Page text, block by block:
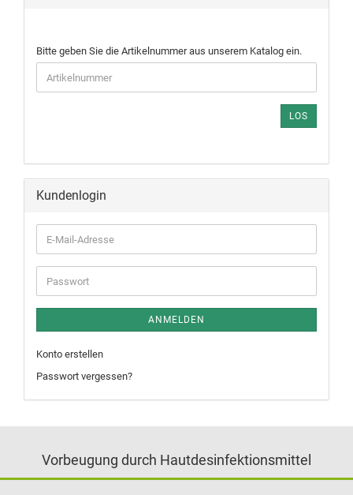
Bitte geben Sie die Artikelnummer aus unserem Katalog ein.
LOS
Kundenlogin
ANMELDEN
Konto erstellen
Passwort vergessen?
Vorbeugung durch Hautdesinfektionsmittel